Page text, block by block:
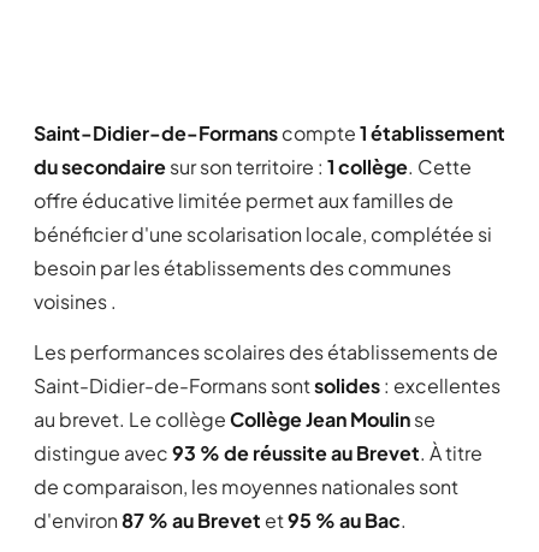
Saint-Didier-de-Formanscompte1 établissement
du secondairesur son territoire : 1 collège. Cette
offre éducative limitée permet aux familles de
bénéficier d'une scolarisation locale, complétée si
besoin par les établissements des communes
voisines .
Les performances scolaires des établissements de
Saint-Didier-de-Formans sontsolides: excellentes
au brevet. Le collègeCollège Jean Moulinse
distingue avec93 % de réussite au Brevet. À titre
de comparaison, les moyennes nationales sont
d'environ87 % au Brevet et95 % au Bac.